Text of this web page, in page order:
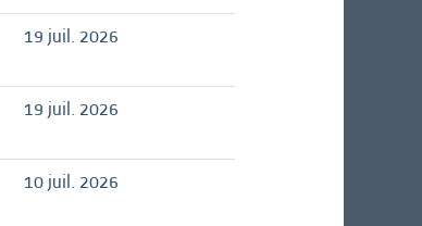
19 juil. 2026
19 juil. 2026
10 juil. 2026